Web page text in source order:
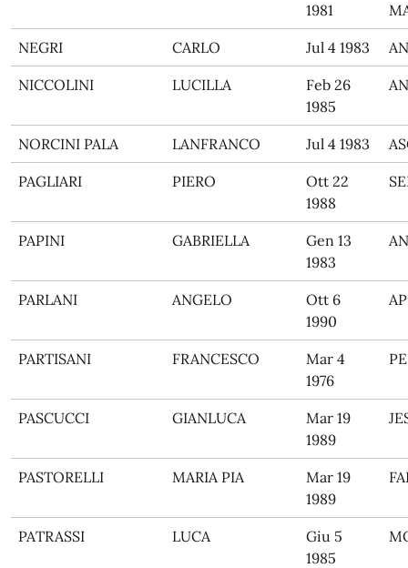
1981
NEGRI CARLO Jul 4 1983
NICCOLINI LUCILLA
Feb 26
1985
NORCINI PALA LANFRANCO Jul 4 1983
PAGLIARI PIERO
Ott 22
1988
PAPINI GABRIELLA
Gen 13
1983
PARLANI ANGELO
Ott 6
1990
PARTISANI FRANCESCO
Mar 4
1976
PASCUCCI GIANLUCA
Mar 19
1989
PASTORELLI MARIA PIA
Mar 19
1989
PATRASSI LUCA
Giu 5
1985